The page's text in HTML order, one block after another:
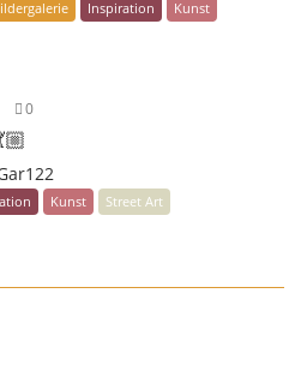
Inspiration
Kunst
0
Kunst Street Art